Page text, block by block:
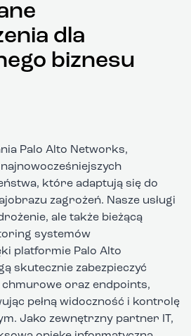
dla
biznesu
Palo Alto Networks,
które adaptują się do
zagrożeń. Nasze usługi
ale także bieżącą
systemów
platformie Palo Alto
skutecznie zabezpieczyć
chmurowe oraz endpoints,
pełną widoczność i kontrolę
Jako zewnętrzny partner IT,